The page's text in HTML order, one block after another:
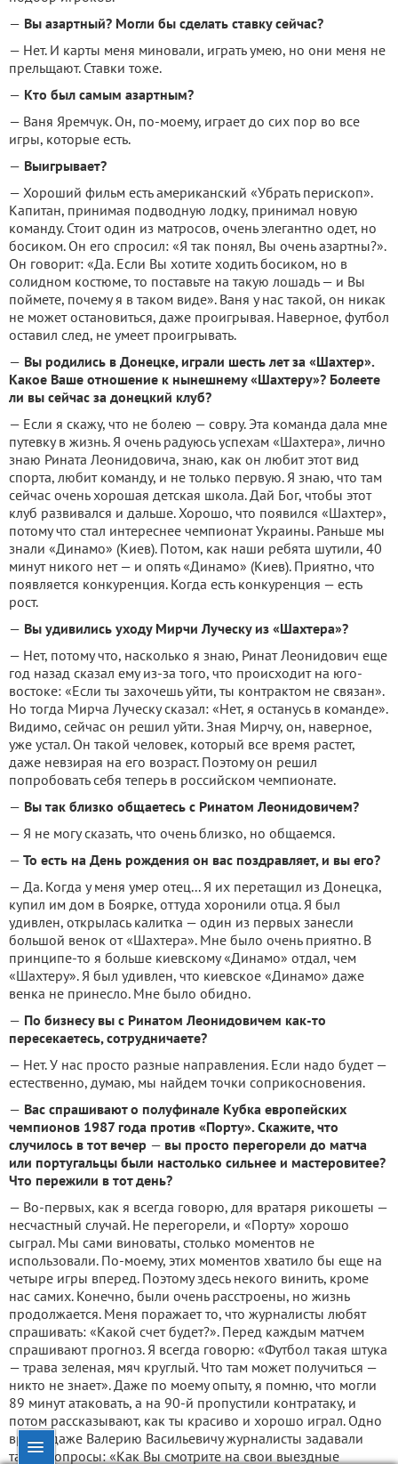
— Вы азартный? Могли бы сделать ставку сейчас?
— Нет. И карты меня миновали, играть умею, но они меня не
прельщают. Ставки тоже.
— Кто был самым азартным?
— Ваня Яремчук. Он, по-моему, играет до сих пор во все
игры, которые есть.
— Выигрывает?
— Хороший фильм есть американский «Убрать перископ».
Капитан, принимая подводную лодку, принимал новую
команду. Стоит один из матросов, очень элегантно одет, но
босиком. Он его спросил: «Я так понял, Вы очень азартны?».
Он говорит: «Да. Если Вы хотите ходить босиком, но в
солидном костюме, то поставьте на такую лошадь — и Вы
поймете, почему я в таком виде». Ваня у нас такой, он никак
не может остановиться, даже проигрывая. Наверное, футбол
оставил след, не умеет проигрывать.
— Вы родились в Донецке, играли шесть лет за «Шахтер».
Какое Ваше отношение к нынешнему «Шахтеру»? Болеете
ли вы сейчас за донецкий клуб?
— Если я скажу, что не болею — совру. Эта команда дала мне
путевку в жизнь. Я очень радуюсь успехам «Шахтера», лично
знаю Рината Леонидовича, знаю, как он любит этот вид
спорта, любит команду, и не только первую. Я знаю, что там
сейчас очень хорошая детская школа. Дай Бог, чтобы этот
клуб развивался и дальше. Хорошо, что появился «Шахтер»,
потому что стал интереснее чемпионат Украины. Раньше мы
знали «Динамо» (Киев). Потом, как наши ребята шутили, 40
минут никого нет — и опять «Динамо» (Киев). Приятно, что
появляется конкуренция. Когда есть конкуренция — есть
рост.
— Вы удивились уходу Мирчи Луческу из «Шахтера»?
— Нет, потому что, насколько я знаю, Ринат Леонидович еще
год назад сказал ему из-за того, что происходит на юго-
востоке: «Если ты захочешь уйти, ты контрактом не связан».
Но тогда Мирча Луческу сказал: «Нет, я останусь в команде».
Видимо, сейчас он решил уйти. Зная Мирчу, он, наверное,
уже устал. Он такой человек, который все время растет,
даже невзирая на его возраст. Поэтому он решил
попробовать себя теперь в российском чемпионате.
— Вы так близко общаетесь с Ринатом Леонидовичем?
— Я не могу сказать, что очень близко, но общаемся.
— То есть на День рождения он вас поздравляет, и вы его?
— Да. Когда у меня умер отец... Я их перетащил из Донецка,
купил им дом в Боярке, оттуда хоронили отца. Я был
удивлен, открылась калитка — один из первых занесли
большой венок от «Шахтера». Мне было очень приятно. В
принципе-то я больше киевскому «Динамо» отдал, чем
«Шахтеру». Я был удивлен, что киевское «Динамо» даже
венка не принесло. Мне было обидно.
— По бизнесу вы с Ринатом Леонидовичем как-то
пересекаетесь, сотрудничаете?
— Нет. У нас просто разные направления. Если надо будет —
естественно, думаю, мы найдем точки соприкосновения.
— Вас спрашивают о полуфинале Кубка европейских
чемпионов 1987 года против «Порту». Скажите, что
случилось в тот вечер — вы просто перегорели до матча
или португальцы были настолько сильнее и мастеровитее?
Что пережили в тот день?
— Во-первых, как я всегда говорю, для вратаря рикошеты —
несчастный случай. Не перегорели, и «Порту» хорошо
сыграл. Мы сами виноваты, столько моментов не
использовали. По-моему, этих моментов хватило бы еще на
четыре игры вперед. Поэтому здесь некого винить, кроме
нас самих. Конечно, были очень расстроены, но жизнь
продолжается. Меня поражает то, что журналисты любят
спрашивать: «Какой счет будет?». Перед каждым матчем
спрашивают прогноз. Я всегда говорю: «Футбол такая штука
— трава зеленая, мяч круглый. Что там может получиться —
никто не знает». Даже по моему опыту, я помню, что могли
89 минут атаковать, а на 90-й пропустили контратаку, и
потом рассказывают, как ты красиво и хорошо играл. Одно
время даже Валерию Васильевичу журналисты задавали
такие вопросы: «Как Вы смотрите на свои выездные